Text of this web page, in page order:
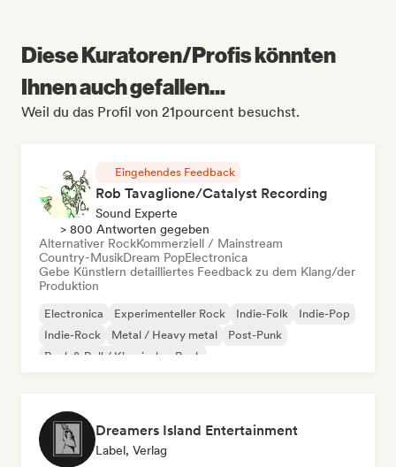
Diese Kuratoren/Profis könnten
Ihnen auch gefallen...
Weil du das Profil von 21pourcent besuchst.
Eingehendes Feedback
Rob Tavaglione/Catalyst Recording
Sound Experte
> 800 Antworten gegeben
Alternativer RockKommerziell / Mainstream
Country-MusikDream PopElectronica
Gebe Künstlern detailliertes Feedback zu dem Klang/der
Produktion
Electronica Experimenteller Rock Indie-Folk
Indie-Pop
Indie-Rock
Metal / Heavy metal
Post-Punk
Rock & Roll / Klassischer Rock
Dreamers Island Entertainment
Label, Verlag